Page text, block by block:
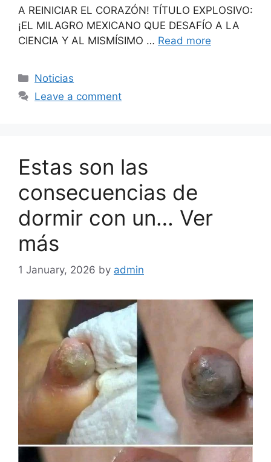
A REINICIAR EL CORAZÓN! TÍTULO EXPLOSIVO:
¡EL MILAGRO MEXICANO QUE DESAFÍO A LA
CIENCIA Y AL MISMÍSIMO … Read more
Categories
Noticias
Leave a comment
Estas son las
consecuencias de
dormir con un… Ver
más
1 January, 2026 by admin